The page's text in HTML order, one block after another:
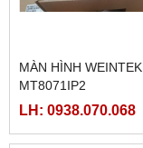
MÀN HÌNH WEINTEK
MT8071IP2
LH: 0938.070.068